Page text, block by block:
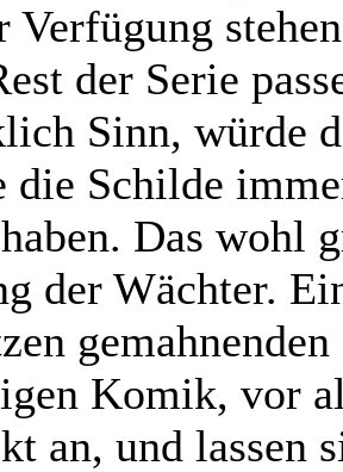
Verfügung
der Serie
Sinn, würde
die Schilde
Das wohl
der Wächter.
Komik, vor
an, und lassen